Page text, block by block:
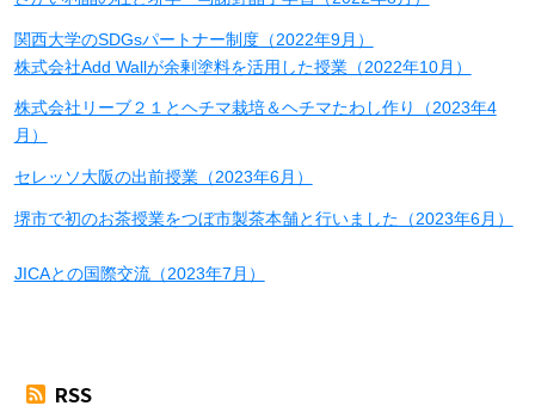
関西大学のSDGsパートナー制度（2022年9月）
株式会社Add Wallが余剰塗料を活用した授業（2022年10月）
株式会社リーブ２１とヘチマ栽培＆ヘチマたわし作り（2023年4
月）
セレッソ大阪の出前授業（2023年6月）
堺市で初のお茶授業をつぼ市製茶本舗と行いました（2023年6月）
JICAとの国際交流（2023年7月）
RSS